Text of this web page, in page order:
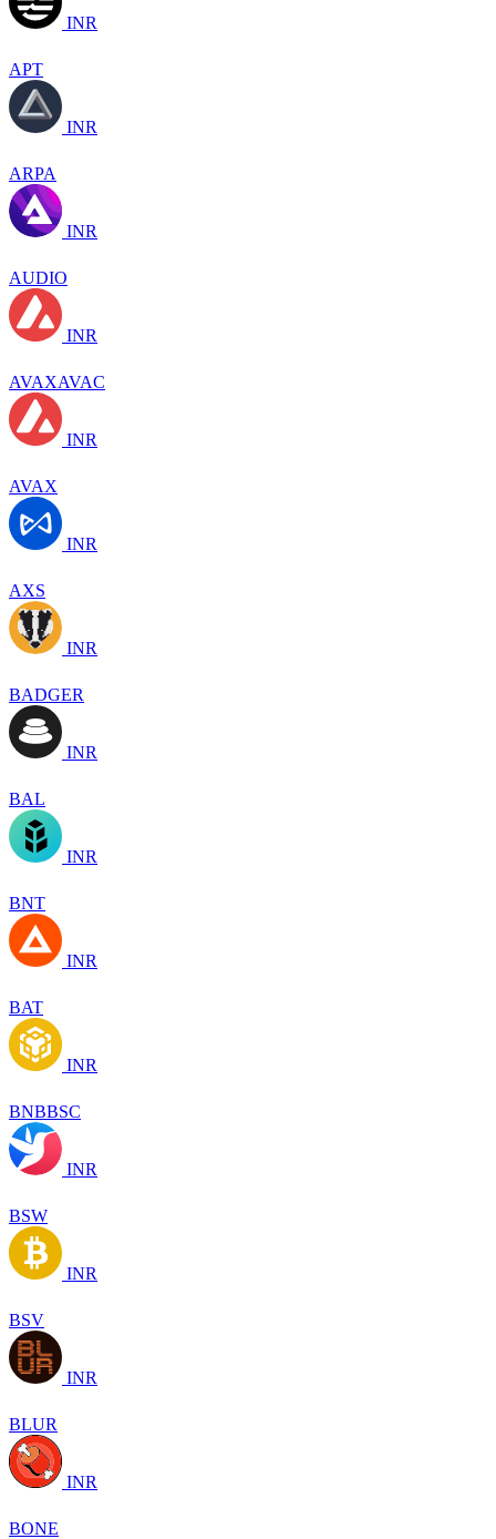
INR
APT
INR
ARPA
INR
AUDIO
INR
AVAXAVAC
INR
AVAX
INR
AXS
INR
BADGER
INR
BAL
INR
BNT
INR
BAT
INR
BNBBSC
INR
BSW
INR
BSV
INR
BLUR
INR
BONE